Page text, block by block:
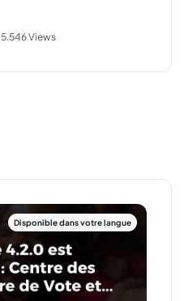
5.546 Views